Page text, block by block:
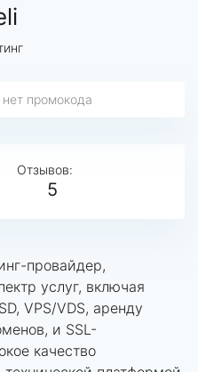
промокода
Отзывов:
5
провайдер,
услуг, включая
VPS/VDS, аренду
и SSL-
качество